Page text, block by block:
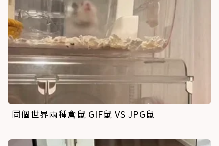
同個世界兩種倉鼠 GIF鼠 VS JPG鼠